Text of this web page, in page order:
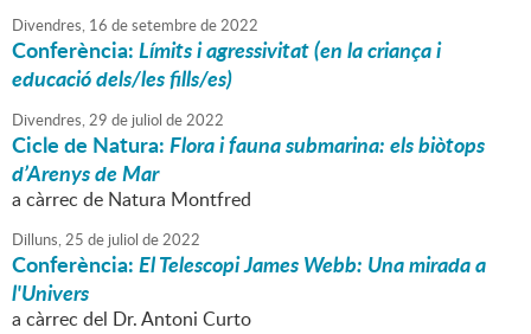
Divendres, 16 desetembrede2022
Conferència:Límits i agressivitat (en la criança i
educació dels/les fills/es)
Divendres,29 de juliol de2022
Cicle de Natura:Flora i fauna submarina: els biòtops
d’Arenys de Mar
a càrrec de Natura Montfred
Dilluns,25 de juliol de2022
Conferència:El Telescopi James Webb: Una mirada a
l'Univers
a càrrec del Dr. Antoni Curto